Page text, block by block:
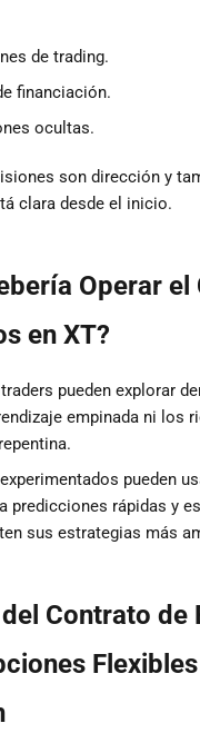
de trading.
financiación.
ocultas.
son dirección y
clara desde el inicio.
Operar el
en XT?
pueden explorar
empinada ni los
pueden
predicciones rápidas y
sus estrategias más
Contrato de